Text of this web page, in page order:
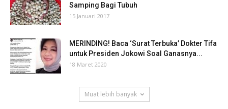
Samping Bagi Tubuh
15 Januari 2017
MERINDING! Baca ‘Surat Terbuka’ Dokter Tifa
untuk Presiden Jokowi Soal Ganasnya...
18 Maret 2020
Muat lebih banyak